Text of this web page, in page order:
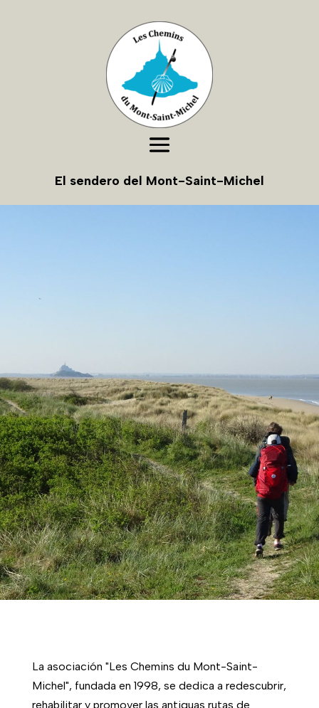
El sendero del Mont-Saint-Michel
La asociación "Les Chemins du Mont-Saint-
Michel", fundada en 1998, se dedica a redescubrir,
rehabilitar y promover las antiguas rutas de